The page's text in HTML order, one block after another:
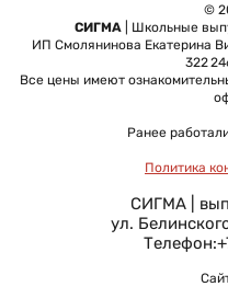
©
СИГМА | Школьные
ИП Смолянинова Екатерина
322
Все цены имеют
Ранее
Политика
СИГМА |
ул.
Телефон: